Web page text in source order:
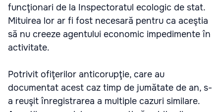
funcţionari de la Inspectoratul ecologic de stat.
Mituirea lor ar fi fost necesară pentru ca aceştia
să nu creeze agentului economic impedimente în
activitate.
Potrivit ofiţerilor anticorupţie, care au
documentat acest caz timp de jumătate de an, s-
a reuşit înregistrarea a multiple cazuri similare.